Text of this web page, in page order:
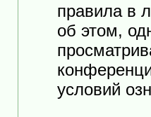
правила в
об этом,
условий